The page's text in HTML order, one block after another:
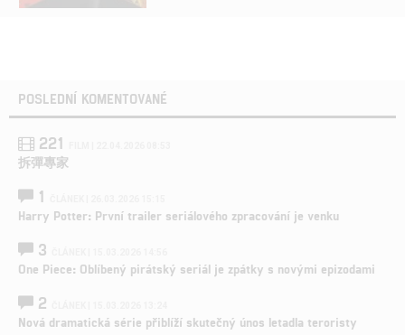
POSLEDNÍ KOMENTOVANÉ
221
拆彈專家
1
Harry Potter: První trailer seriálového zpracování je venku
3
One Piece: Oblíbený pirátský seriál je zpátky s novými epizodami
2
Nová dramatická série přiblíží skutečný únos letadla teroristy